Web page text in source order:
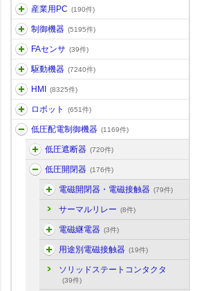
産業用PC (190件)
制御機器 (5195件)
FAセンサ (39件)
駆動機器 (7240件)
HMI (8325件)
ロボット (651件)
低圧配電制御機器 (1169件)
低圧遮断器 (720件)
低圧開閉器 (176件)
電磁開閉器・電磁接触器 (79件)
サーマルリレー (8件)
電磁継電器 (3件)
用途別電磁接触器 (19件)
ソリッドステートコンタクタ
(39件)